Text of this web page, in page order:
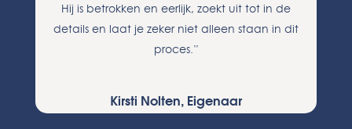
Hij is betrokken en eerlijk, zoekt uit tot in de
details en laat je zeker niet alleen staan in dit
proces.”
Kirsti Nolten, Eigenaar